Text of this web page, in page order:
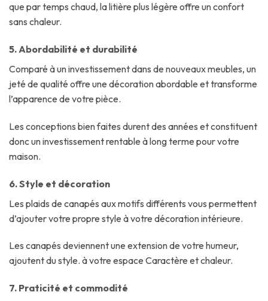
que par temps chaud, la litière plus légère offre un confort
sans chaleur.
5. Abordabilité et durabilité
Comparé à un investissement dans de nouveaux meubles, un
jeté de qualité offre une décoration abordable et transforme
l’apparence de votre pièce.
Les conceptions bien faites durent des années et constituent
donc un investissement rentable à long terme pour votre
maison.
6. Style et décoration
Les plaids de canapés aux motifs différents vous permettent
d’ajouter votre propre style à votre décoration intérieure.
Les canapés deviennent une extension de votre humeur,
ajoutent du style. à votre espace Caractère et chaleur.
7. Praticité et commodité